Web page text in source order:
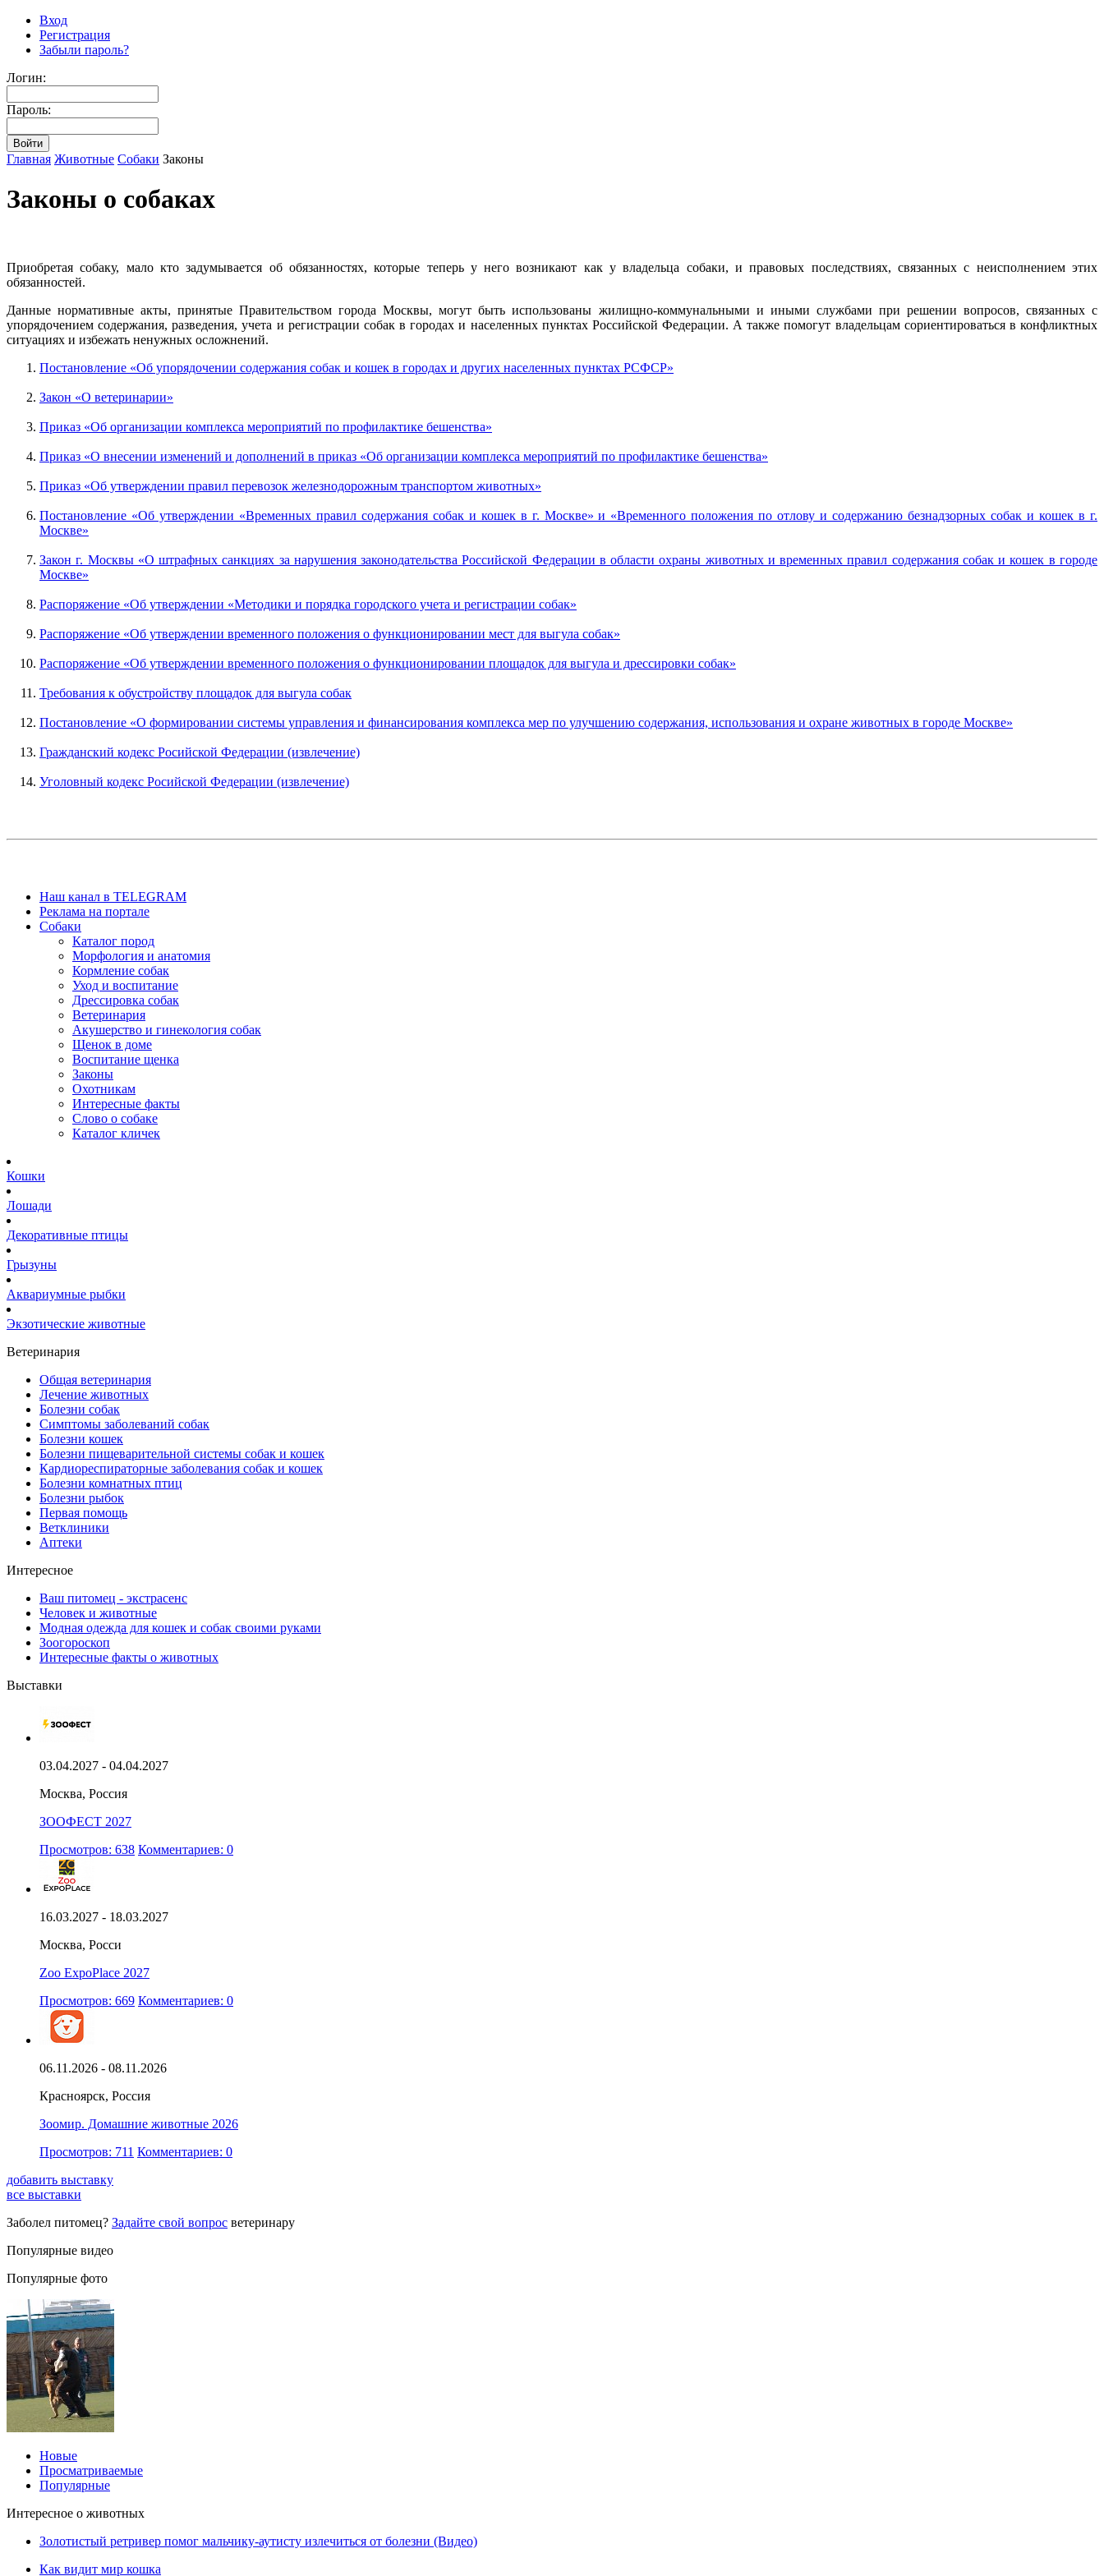
Вход
Регистрация
Забыли пароль?
Логин:
Пароль:
Главная Животные Собаки Законы
Законы о собаках
Приобретая собаку, мало кто задумывается об обязанностях, которые теперь у него возникают как у владельца собаки, и правовых последствиях, связанных с неисполнением этих
обязанностей.
Данные нормативные акты, принятые Правительством города Москвы, могут быть использованы жилищно-коммунальными и иными службами при решении вопросов, связанных с
упорядочением содержания, разведения, учета и регистрации собак в городах и населенных пунктах Российской Федерации. А также помогут владельцам сориентироваться в конфликтных
ситуациях и избежать ненужных осложнений.
Постановление «Об упорядочении содержания собак и кошек в городах и других населенных пунктах РСФСР»
Закон «О ветеринарии»
Приказ «Об организации комплекса мероприятий по профилактике бешенства»
Приказ «О внесении изменений и дополнений в приказ «Об организации комплекса мероприятий по профилактике бешенства»
Приказ «Об утверждении правил перевозок железнодорожным транспортом животных»
Постановление «Об утверждении «Временных правил содержания собак и кошек в г. Москве» и «Временного положения по отлову и содержанию безнадзорных собак и кошек в г.
Москве»
Закон г. Москвы «О штрафных санкциях за нарушения законодательства Российской Федерации в области охраны животных и временных правил содержания собак и кошек в городе
Москве»
Распоряжение «Об утверждении «Методики и порядка городского учета и регистрации собак»
Распоряжение «Об утверждении временного положения о функционировании мест для выгула собак»
Распоряжение «Об утверждении временного положения о функционировании площадок для выгула и дрессировки собак»
Требования к обустройству площадок для выгула собак
Постановление «О формировании системы управления и финансирования комплекса мер по улучшению содержания, использования и охране животных в городе Москве»
Гражданский кодекс Росийской Федерации (извлечение)
Уголовный кодекс Росийской Федерации (извлечение)
Наш канал в TELEGRAM
Реклама на портале
Собаки
Каталог пород
Морфология и анатомия
Кормление собак
Уход и воспитание
Дрессировка собак
Ветеринария
Акушерство и гинекология собак
Щенок в доме
Воспитание щенка
Законы
Охотникам
Интересные факты
Слово о собаке
Каталог кличек
Кошки
Лошади
Декоративные птицы
Грызуны
Аквариумные рыбки
Экзотические животные
Ветеринария
Общая ветеринария
Лечение животных
Болезни собак
Симптомы заболеваний собак
Болезни кошек
Болезни пищеварительной системы собак и кошек
Кардиореспираторные заболевания собак и кошек
Болезни комнатных птиц
Болезни рыбок
Первая помощь
Ветклиники
Аптеки
Интересное
Ваш питомец - экстрасенс
Человек и животные
Модная одежда для кошек и собак своими руками
Зоогороскоп
Интересные факты о животных
Выставки
03.04.2027 - 04.04.2027
Москва, Россия
ЗООФЕСТ 2027
Просмотров: 638 Комментариев: 0
16.03.2027 - 18.03.2027
Москва, Росси
Zoo ExpoPlace 2027
Просмотров: 669 Комментариев: 0
06.11.2026 - 08.11.2026
Красноярск, Россия
Зоомир. Домашние животные 2026
Просмотров: 711 Комментариев: 0
добавить выставку
все выставки
Заболел питомец? Задайте свой вопрос ветеринару
Популярные видео
Популярные фото
Новые
Просматриваемые
Популярные
Интересное о животных
Золотистый ретривер помог мальчику-аутисту излечиться от болезни (Видео)
Как видит мир кошка